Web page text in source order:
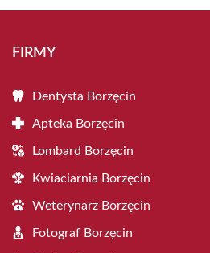
FIRMY
Dentysta Borzęcin
Apteka Borzęcin
Lombard Borzęcin
Kwiaciarnia Borzęcin
Weterynarz Borzęcin
Fotograf Borzęcin